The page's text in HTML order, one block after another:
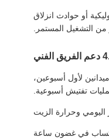
أو حوادث انزلاق
الفني
لأول أسبوعين،
تفتيش أسبوعية.
اليومي وحرارة الزيت
في غضون ساعة